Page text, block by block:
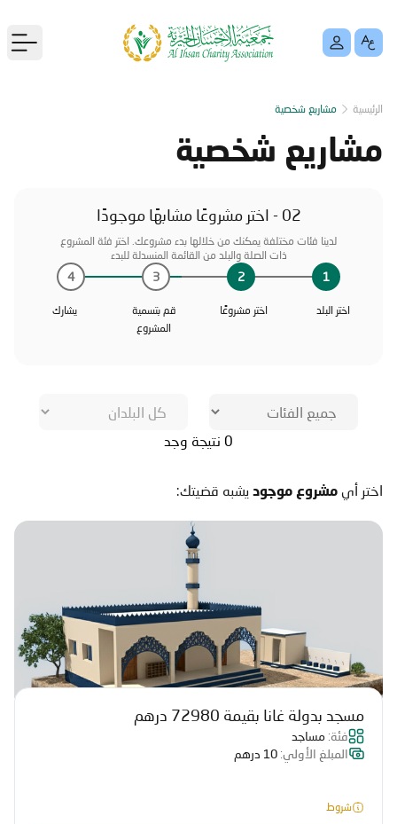
الرئيسية مشاريع شخصية
مشاريع شخصية
02 - اختر مشروعًا مشابهًا موجودًا
لدينا فئات مختلفة يمكنك من خلالها بدء مشروعك. اختر فئة المشروع
ذات الصلة والبلد من القائمة المنسدلة للبدء
1
2
3
4
اختر البلد اختر مشروعًا
قم بتسمية
المشروع
يشارك
0 نتيجة وجد
اختر أي مشروع موجود يشبه قضيتك:
مسجد بدولة غانا بقيمة 72980 درهم
فئة: مساجد
المبلغ الأولي: 10 درهم
شروط